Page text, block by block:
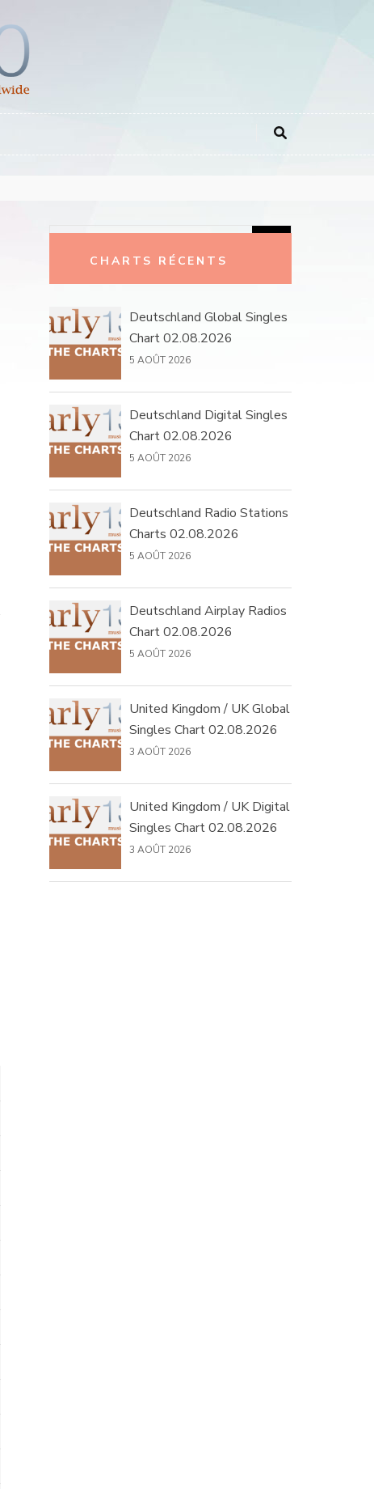
CHARTS RÉCENTS
Deutschland Global Singles
Chart 02.08.2026
5 AOÛT 2026
Deutschland Digital Singles
Chart 02.08.2026
5 AOÛT 2026
Deutschland Radio Stations
Charts 02.08.2026
5 AOÛT 2026
Deutschland Airplay Radios
Chart 02.08.2026
5 AOÛT 2026
United Kingdom / UK Global
Singles Chart 02.08.2026
3 AOÛT 2026
United Kingdom / UK Digital
Singles Chart 02.08.2026
3 AOÛT 2026